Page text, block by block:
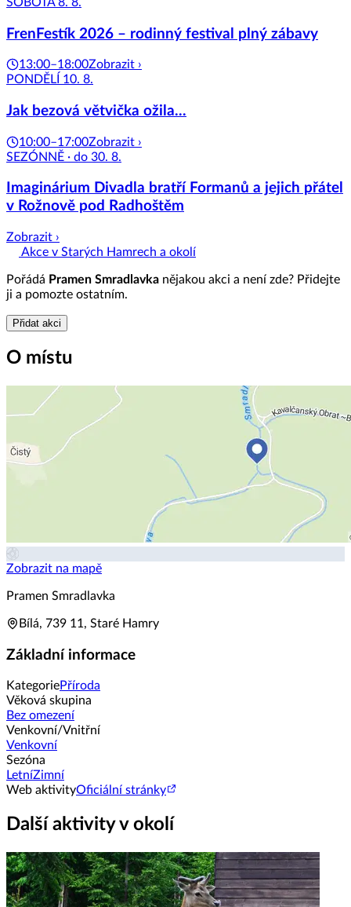
FrenFestík 2026 – rodinný festival plný zábavy
13:00–18:00Zobrazit ›
PONDĚLÍ 10. 8.
Jak bezová větvička ožila...
10:00–17:00Zobrazit ›
SEZÓNNĚ · do 30. 8.
Imaginárium Divadla bratří Formanů a jejich přátel
v Rožnově pod Radhoštěm
Zobrazit ›
Akce v Starých Hamrech a okolí
Pořádá Pramen Smradlavka nějakou akci a není zde? Přidejte
ji a pomozte ostatním.
Přidat akci
O místu
Zobrazit na mapě
Pramen Smradlavka
Bílá, 739 11, Staré Hamry
Základní informace
KategoriePříroda
Věková skupina
Bez omezení
Venkovní/Vnitřní
Venkovní
Sezóna
LetníZimní
Web aktivityOficiální stránky
Další aktivity v okolí